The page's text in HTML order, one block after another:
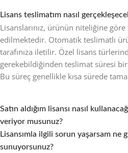
Lisans teslimatım nasıl
Lisanslarınız, ürünün niteliğine
edilmektedir. Otomatik teslimatlı
tarafınıza iletilir. Özel lisans
gerekebildiğinden teslimat süresi
Bu süreç genellikle kısa sürede
Satın aldığım lisansı nasıl
veriyor musunuz?
Lisansımla ilgili sorun yaşarsam ne
sunuyorsunuz?